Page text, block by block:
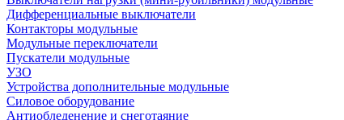
Дифференциальные выключатели
Контакторы модульные
Модульные переключатели
Пускатели модульные
УЗО
Устройства дополнительные модульные
Силовое оборудование
Антиобледенение и снеготаяние